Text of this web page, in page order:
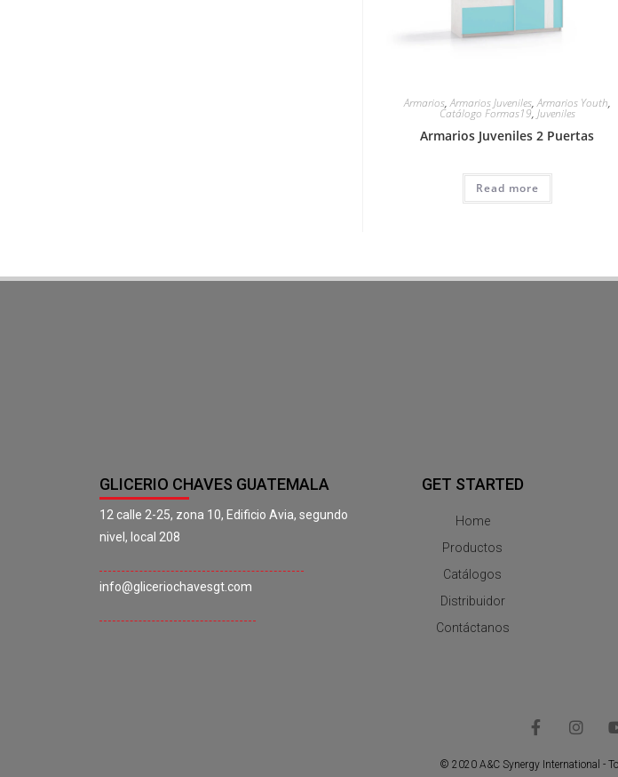
Armarios,Armarios Juveniles,Armarios Youth,
Catálogo Formas19, Juveniles
Armarios Juveniles 2 Puertas
Read more
GLICERIO CHAVES GUATEMALA
12 calle 2-25, zona 10, Edificio Avia, segundo
nivel, local 208
info@gliceriochavesgt.com
GET STARTED
Home
Productos
Catálogos
Distribuidor
Contáctanos
© 2020 A&C Synergy International -